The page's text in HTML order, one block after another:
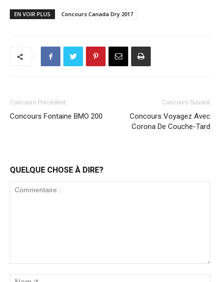
EN VOIR PLUS Concours Canada Dry 2017
Concours Précédent
Concours Fontaine BMO 200
Concours Suivant
Concours Voyagez Avec
Corona De Couche-Tard
QUELQUE CHOSE À DIRE?